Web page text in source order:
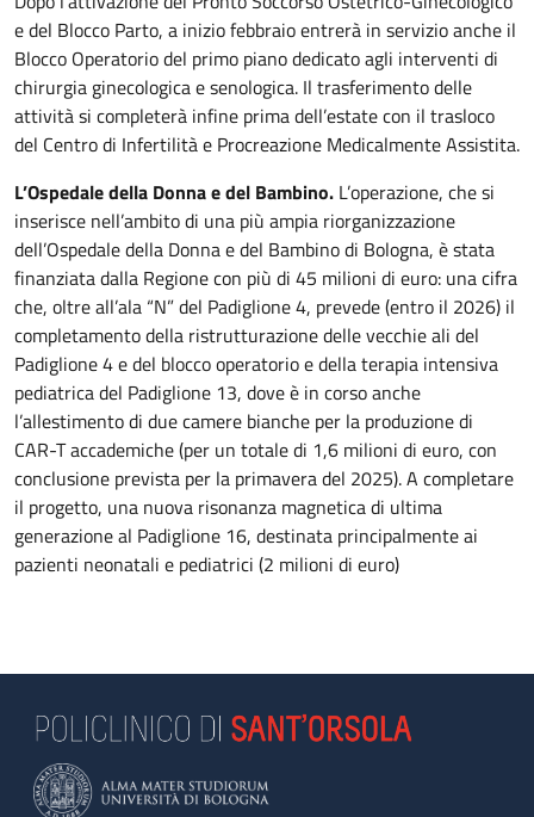
e del Blocco Parto, a inizio febbraio entrerà in servizio anche il
Blocco Operatorio del primo piano dedicato agli interventi di
chirurgia ginecologica e senologica. Il trasferimento delle
attività si completerà infine prima dell’estate con il trasloco
del Centro di Infertilità e Procreazione Medicalmente Assistita.
L’Ospedale della Donna e del Bambino. L’operazione, che si
inserisce nell’ambito di una più ampia riorganizzazione
dell’Ospedale della Donna e del Bambino di Bologna, è stata
finanziata dalla Regione con più di 45 milioni di euro: una cifra
che, oltre all’ala “N” del Padiglione 4, prevede (entro il 2026) il
completamento della ristrutturazione delle vecchie ali del
Padiglione 4 e del blocco operatorio e della terapia intensiva
pediatrica del Padiglione 13, dove è in corso anche
l’allestimento di due camere bianche per la produzione di
CAR-T accademiche (per un totale di 1,6 milioni di euro, con
conclusione prevista per la primavera del 2025). A completare
il progetto, una nuova risonanza magnetica di ultima
generazione al Padiglione 16, destinata principalmente ai
pazienti neonatali e pediatrici (2 milioni di euro)